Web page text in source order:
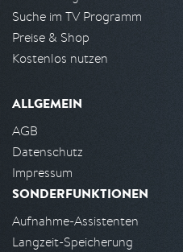
Suche im TV Programm
Preise & Shop
Kostenlos nutzen
ALLGEMEIN
AGB
Datenschutz
Impressum
SONDERFUNKTIONEN
Aufnahme-Assistenten
Langzeit-Speicherung